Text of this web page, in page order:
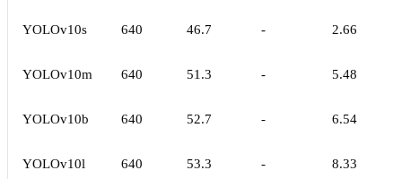
YOLOv10s 640 46.7 - 2.66
YOLOv10m 640 51.3 - 5.48
YOLOv10b 640 52.7 - 6.54
YOLOv10l 640 53.3 - 8.33